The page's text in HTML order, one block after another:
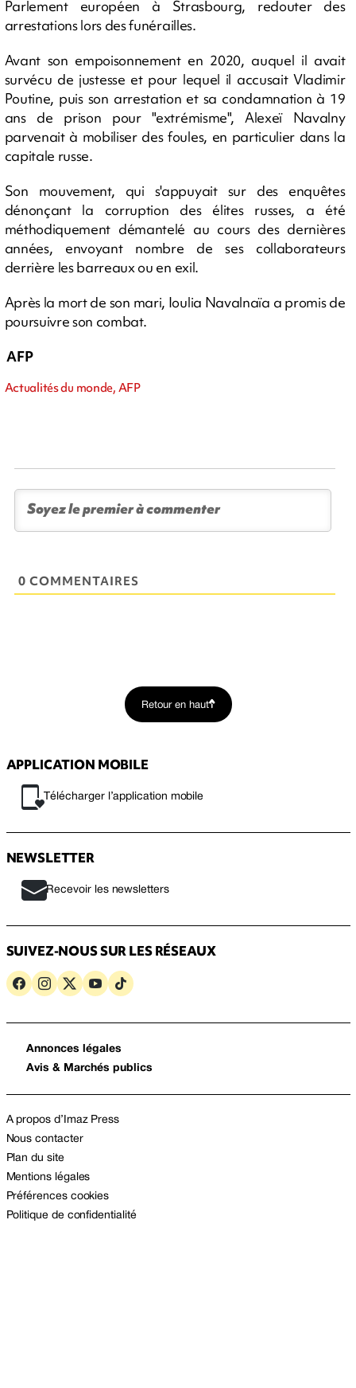
Parlement européen à Strasbourg, redouter des
arrestations lors des funérailles.
Avant son empoisonnement en 2020, auquel il avait
survécu de justesse et pour lequel il accusait Vladimir
Poutine, puis son arrestation et sa condamnation à 19
ans de prison pour "extrémisme", Alexeï Navalny
parvenait à mobiliser des foules, en particulier dans la
capitale russe.
Son mouvement, qui s'appuyait sur des enquêtes
dénonçant la corruption des élites russes, a été
méthodiquement démantelé au cours des dernières
années, envoyant nombre de ses collaborateurs
derrière les barreaux ou en exil.
Après la mort de son mari, Ioulia Navalnaïa a promis de
poursuivre son combat.
AFP
Actualités du monde, AFP
0 COMMENTAIRES
Retour en haut
APPLICATION MOBILE
Télécharger l’application mobile
NEWSLETTER
Recevoir les newsletters
SUIVEZ-NOUS SUR LES RÉSEAUX
Annonces légales
Avis & Marchés publics
A propos d’Imaz Press
Nous contacter
Plan du site
Mentions légales
Préférences cookies
Politique de confidentialité